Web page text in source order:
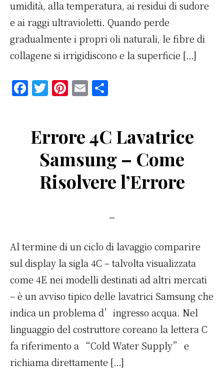
umidità, alla temperatura, ai residui di sudore
e ai raggi ultravioletti. Quando perde
gradualmente i propri oli naturali, le fibre di
collagene si irrigidiscono e la superficie […]
F
a
e
T
w
te
r
Pi
n
re
st
E
m
l di
vi
di
Errore 4C Lavatrice
Samsung – Come
Risolvere l’Errore​
Al termine di un ciclo di lavaggio comparire
sul display la sigla 4C – talvolta visualizzata
come 4E nei modelli destinati ad altri mercati
– è un avviso tipico delle lavatrici Samsung che
indica un problema d’ingresso acqua. Nel
linguaggio del costruttore coreano la lettera C
fa riferimento a “Cold Water Supply” e
richiama direttamente […]